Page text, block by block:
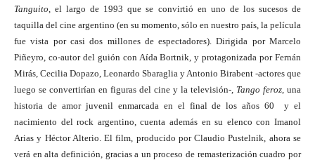
Tanguito , el largo de 1993 que se convirtió en uno de los sucesos de
taquilla del cine argentino (en su momento, sólo en nuestro país, la película
fue vista por casi dos millones de espectadores). Dirigida por Marcelo
Piñeyro, co-autor del guión con Aída Bortnik, y protagonizada por Fernán
Mirás, Cecilia Dopazo, Leonardo Sbaraglia y Antonio Birabent -actores que
luego se convertirían en figuras del cine y la televisión-, Tango feroz , una
historia de amor juvenil enmarcada en el final de los años 60 y el
nacimiento del rock argentino, cuenta además en su elenco con Imanol
Arias y Héctor Alterio. El film, producido por Claudio Pustelnik, ahora se
verá en alta definición, gracias a un proceso de remasterización cuadro por